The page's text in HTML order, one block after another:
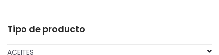
Tipo de producto
ACEITES